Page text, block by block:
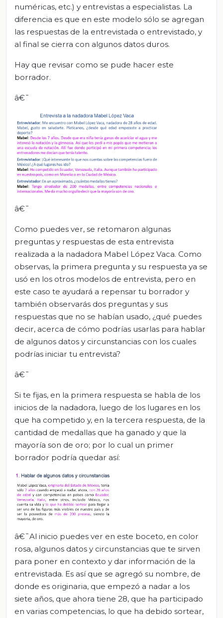
numéricas, etc.) y entrevistas a especialistas. La
diferencia es que en este modelo sólo se agregan
las respuestas de la entrevistada o entrevistado, y
al final se cierra con algunos datos duros.
Hay que revisar como se pude hacer este
borrador.
â€¯
â€¯
Como puedes ver, se retomaron algunas
preguntas y respuestas de esta entrevista
realizada a la nadadora Mabel López Vaca. Como
observas, la primera pregunta y su respuesta ya se
usó en los otros modelos de entrevista, pero en
este caso te ayudará a repensar tu borrador y
también observarás dos preguntas y sus
respuestas que no se habían usado, ¿qué puedes
decir, acerca de cómo podrías usarlas para hablar
de algunos datos y circunstancias con los cuales
podrías iniciar tu entrevista?
â€¯
Si te fijas, en la primera respuesta se habla de los
inicios de la nadadora, luego de los lugares en los
que ha competido y, en la tercera respuesta, de la
cantidad de medallas que ha ganado y que la
mayoría son de oro; por lo cual un primer
borrador podría quedar así:
â€¯Al inicio puedes ver en este boceto, en color
rosa, algunos datos y circunstancias que te sirven
para poner en contexto y dar información de la
entrevistada. Es así que se agregó su nombre, de
donde es originaria, que empezó a nadar a los
siete años, que ahora tiene 28, que ha participado
en varias competencias, lo que ha debido sortear,